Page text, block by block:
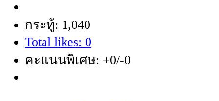
กระทู้: 1,040
Total likes: 0
คะแนนพิเศษ: +0/-0